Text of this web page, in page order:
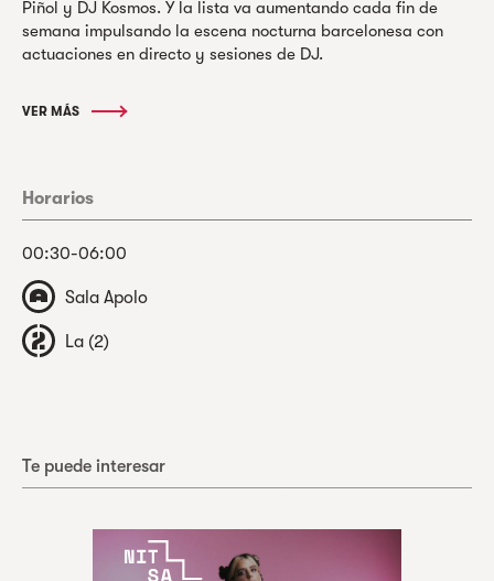
Piñol y DJ Kosmos. Y la lista va aumentando cada fin de
semana impulsando la escena nocturna barcelonesa con
actuaciones en directo y sesiones de DJ.
VER MÁS
Horarios
00:30-06:00
Sala Apolo
La (2)
Te puede interesar